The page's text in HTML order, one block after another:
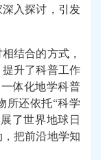
深入探讨，引发
结合的方式，
升了科普工作
体化地学科普
所还依托“科学
了世界地球日
，把前沿地学知